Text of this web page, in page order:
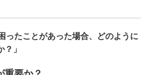
ったことがあった場合、どのように
」